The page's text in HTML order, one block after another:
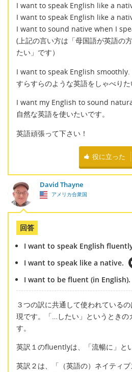
I want to speak English like a
I want to speak English like a
I want to sound native when I
(上記の言い方は「母国語が英語の
たい」です）
I want to speak English smoothly.
すらすらのような英語をしゃべりた
I want my English to sound
自然な英語を使いたいです。
英語頑張って下さい！
役に立った
David Thayne
アメリカ合衆国
回答
I want to speak English
I want to speak like a native.
I want to be fluent (in English).
３つの訳に共通して使われている
現です。「…したい」というときの
す。
英訳１のfluentlyは、「流暢に」と
英訳２は、「（英語の）ネイティ